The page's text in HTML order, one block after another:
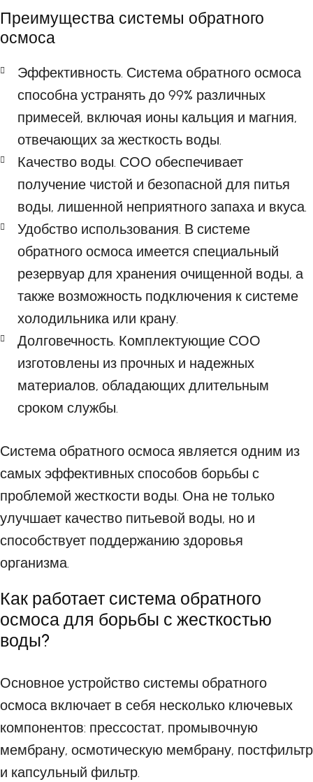
Преимущества системы обратного
осмоса
Эффективность. Система обратного осмоса
способна устранять до 99% различных
примесей, включая ионы кальция и магния,
отвечающих за жесткость воды.
Качество воды. СОО обеспечивает
получение чистой и безопасной для питья
воды, лишенной неприятного запаха и вкуса.
Удобство использования. В системе
обратного осмоса имеется специальный
резервуар для хранения очищенной воды, а
также возможность подключения к системе
холодильника или крану.
Долговечность. Комплектующие СОО
изготовлены из прочных и надежных
материалов, обладающих длительным
сроком службы.
Система обратного осмоса является одним из
самых эффективных способов борьбы с
проблемой жесткости воды. Она не только
улучшает качество питьевой воды, но и
способствует поддержанию здоровья
организма.
Как работает система обратного
осмоса для борьбы с жесткостью
воды?
Основное устройство системы обратного
осмоса включает в себя несколько ключевых
компонентов: прессостат, промывочную
мембрану, осмотическую мембрану, постфильтр
и капсульный фильтр.